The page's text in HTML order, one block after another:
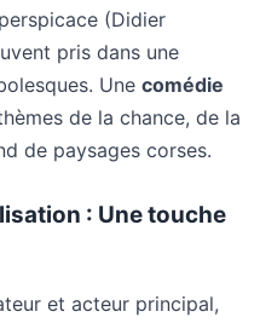
(Didier
pris dans une
Une comédie
de la chance, de la
de paysages corses.
: Une touche
et acteur principal,